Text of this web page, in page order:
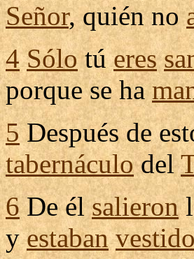
Señor, quién no
4 Sólotúeres
porque se ha
5Después de
tabernáculodel
6De élsalieron
yestaban